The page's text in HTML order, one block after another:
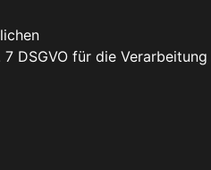
DSGVO für die